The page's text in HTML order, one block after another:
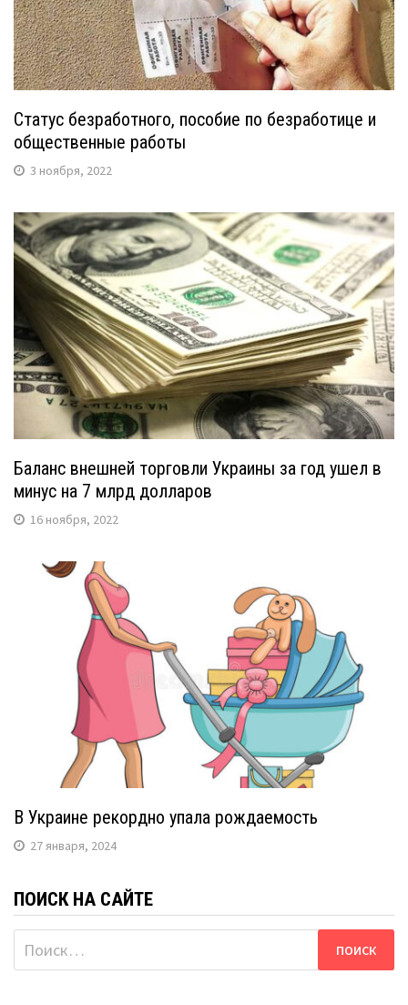
Статус безработного, пособие по безработице и
общественные работы
3 ноября, 2022
Баланс внешней торговли Украины за год ушел в
минус на 7 млрд долларов
16 ноября, 2022
В Украине рекордно упала рождаемость
27 января, 2024
ПОИСК НА САЙТЕ
Найти: